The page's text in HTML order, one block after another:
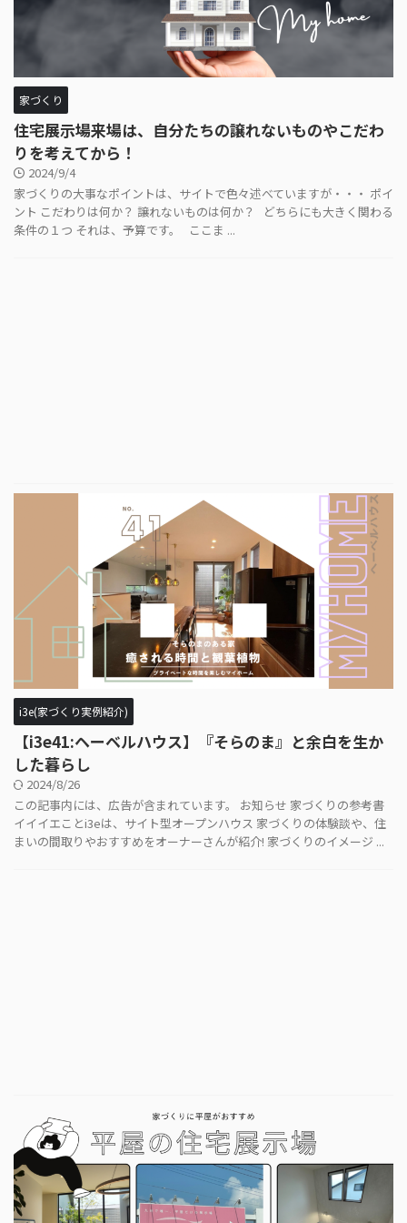
家づくり
住宅展示場来場は、自分たちの譲れないものやこだわ
りを考えてから！
2024/9/4
家づくりの大事なポイントは、サイトで色々述べていますが・・・ ポイ
ント こだわりは何か？ 譲れないものは何か？ どちらにも大きく関わる
条件の１つ それは、予算です。 ここま ...
i3e(家づくり実例紹介)
【i3e41:ヘーベルハウス】『そらのま』と余白を生か
した暮らし
2024/8/26
この記事内には、広告が含まれています。 お知らせ 家づくりの参考書
イイイエことi3eは、サイト型オープンハウス 家づくりの体験談や、住
まいの間取りやおすすめをオーナーさんが紹介! 家づくりのイメージ ...